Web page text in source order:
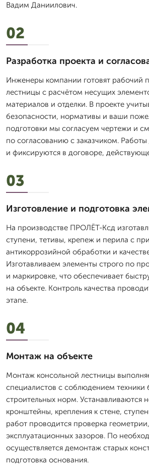
Вадим Даниилович.
02
Разработка проекта и
Инженеры компании готовят рабочий
лестницы с расчётом несущих
материалов и отделки. В проекте
безопасности, нормативы и ваши
подготовки мы согласуем чертежи и
по согласованию с заказчиком.
и фиксируются в договоре,
03
Изготовление и подготовка
На производстве ПРОЛЁТ-Ксд
ступени, тетивы, крепеж и перила с
антикоррозийной обработки и
Изготавливаем элементы строго по
и маркировке, что обеспечивает
на объекте. Контроль качества
этапе.
04
Монтаж на объекте
Монтаж консольной лестницы
специалистов с соблюдением техники
строительных норм. Устанавливаются
кронштейны, крепления к стене,
работ проводится проверка
эксплуатационных зазоров. По
осуществляется демонтаж старых
подготовка основания.